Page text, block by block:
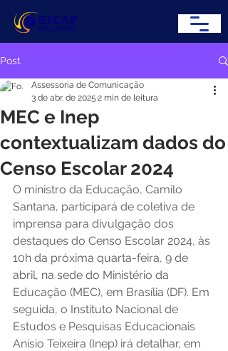
Post
MEC e Inep
contextualizam dados do
Censo Escolar 2024
Assessoria de Comunicação
3 de abr. de 2025 2 min de leitura
O ministro da Educação, Camilo
Santana, participará de coletiva de
imprensa para divulgação dos
destaques do Censo Escolar 2024, às
10h da próxima quarta-feira, 9 de
abril, na sede do Ministério da
Educação (MEC), em Brasília (DF). Em
seguida, o Instituto Nacional de
Estudos e Pesquisas Educacionais
Anísio Teixeira (Inep) irá detalhar, em